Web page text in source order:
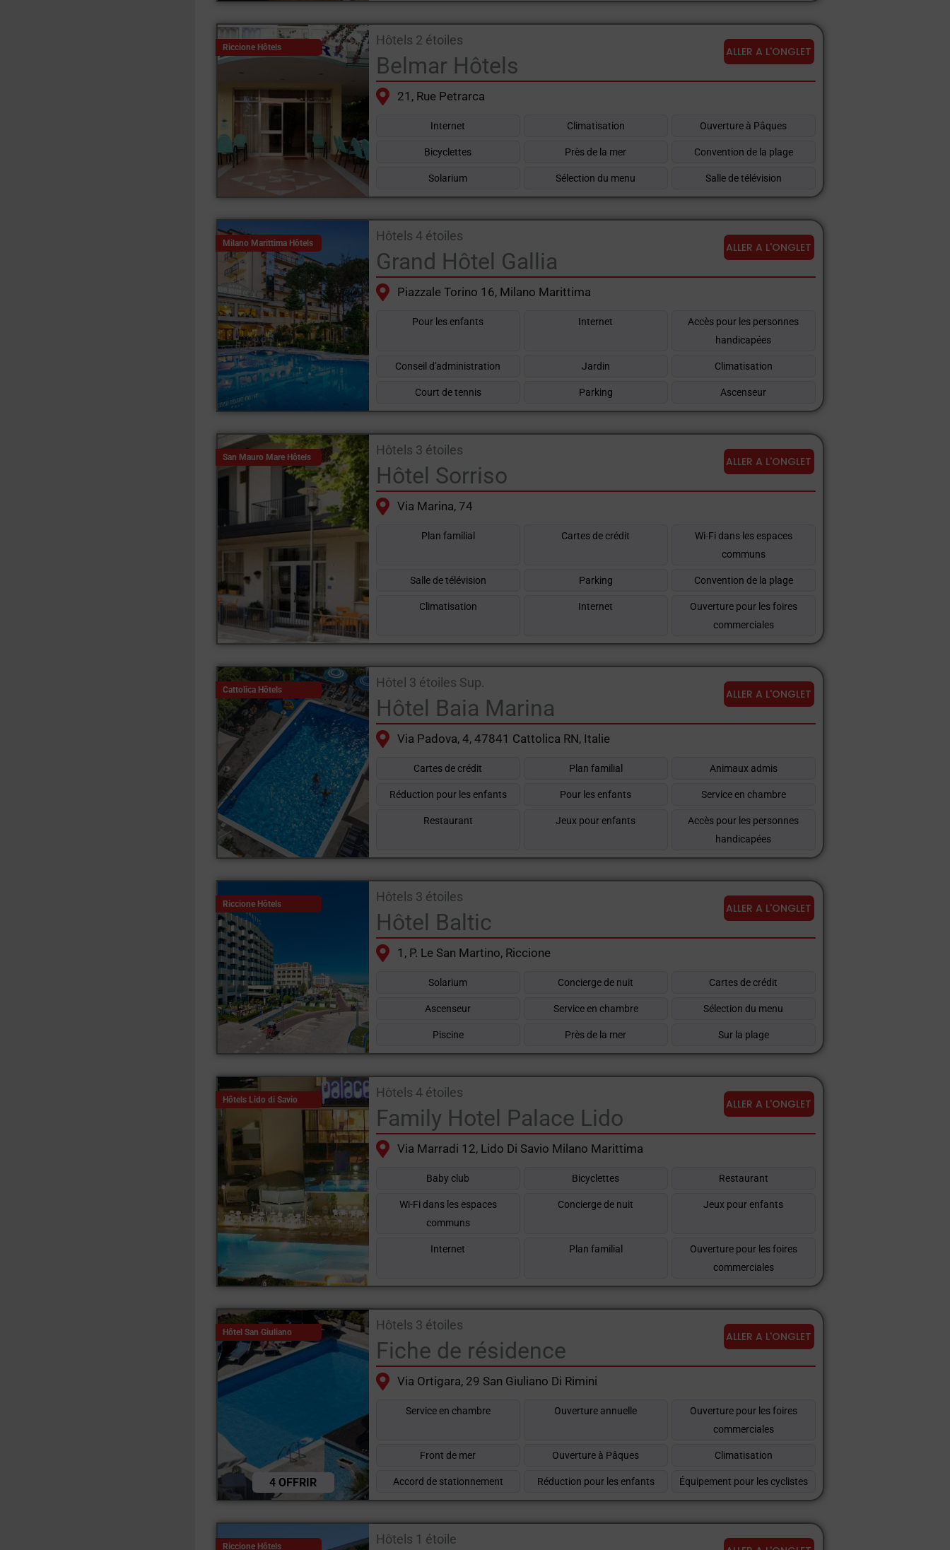
Riccione Hôtels Hôtels 2 étoiles
ALLER A L'ONGLET
Belmar Hôtels
21, Rue Petrarca
Internet Climatisation Ouverture à Pâques
Bicyclettes Près de la mer Convention de la plage
Solarium Sélection du menu Salle de télévision
Milano Marittima Hôtels Hôtels 4 étoiles
ALLER A L'ONGLET
Grand Hôtel Gallia
Piazzale Torino 16, Milano Marittima
Pour les enfants Internet
Accès pour les personnes
handicapées
Conseil d'administration Jardin Climatisation
Court de tennis Parking Ascenseur
San Mauro Mare Hôtels Hôtels 3 étoiles
ALLER A L'ONGLET
Hôtel Sorriso
Via Marina, 74
Plan familial Cartes de crédit
Wi-Fi dans les espaces
communs
Salle de télévision Parking Convention de la plage
Climatisation Internet
Ouverture pour les foires
commerciales
Cattolica Hôtels Hôtel 3 étoiles Sup.
ALLER A L'ONGLET
Hôtel Baia Marina
Via Padova, 4, 47841 Cattolica RN, Italie
Cartes de crédit Plan familial Animaux admis
Réduction pour les enfants Pour les enfants Service en chambre
Restaurant Jeux pour enfants
Accès pour les personnes
handicapées
Riccione Hôtels Hôtels 3 étoiles
ALLER A L'ONGLET
Hôtel Baltic
1, P. Le San Martino, Riccione
Solarium Concierge de nuit Cartes de crédit
Ascenseur Service en chambre Sélection du menu
Piscine Près de la mer Sur la plage
Hôtels Lido di Savio Hôtels 4 étoiles
ALLER A L'ONGLET
Family Hotel Palace Lido
Via Marradi 12, Lido Di Savio Milano Marittima
Baby club Bicyclettes Restaurant
Wi-Fi dans les espaces
communs
Concierge de nuit Jeux pour enfants
Internet Plan familial
Ouverture pour les foires
commerciales
4 OFFRIR
Hôtel San Giuliano Hôtels 3 étoiles
ALLER A L'ONGLET
Fiche de résidence
Via Ortigara, 29 San Giuliano Di Rimini
Service en chambre Ouverture annuelle
Ouverture pour les foires
commerciales
Front de mer Ouverture à Pâques Climatisation
Accord de stationnement Réduction pour les enfants Équipement pour les cyclistes
Riccione Hôtels Hôtels 1 étoile